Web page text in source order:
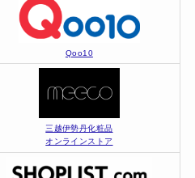
Qoo10
三越伊勢丹化粧品
オンラインストア